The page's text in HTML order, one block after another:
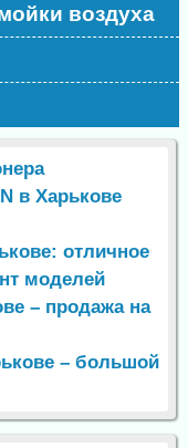
воздуха
в Харькове
отличное
моделей
– продажа на
– большой